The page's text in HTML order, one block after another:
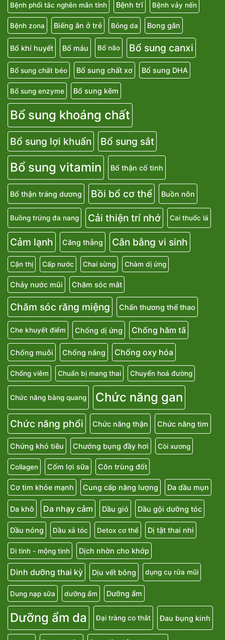
Bệnh phổi tắc nghẽn mãn tính Bệnh trĩ Bệnh vảy nến
Bệnh zona Biếng ăn ở trẻ Bỏng da Bong gân
Bổ khí huyết Bổ máu Bổ não Bổ sung canxi
Bổ sung chất béo Bổ sung chất xơ Bổ sung DHA
Bổ sung enzyme Bổ sung kẽm
Bổ sung khoáng chất
Bổ sung lợi khuẩn Bổ sung sắt
Bổ sung vitamin Bổ thận cố tinh
Bổ thận tráng dương Bồi bổ cơ thể Buồn nôn
Buồng trứng đa nang Cải thiện trí nhớ Cai thuốc lá
Cảm lạnh Căng thẳng Cân bằng vi sinh
Cận thị Cấp nước Chai sừng Chàm dị ứng
Chảy nước mũi Chăm sóc mắt
Chăm sóc răng miệng Chấn thương thể thao
Che khuyết điểm Chống dị ứng Chống hăm tã
Chống muỗi Chống nắng Chống oxy hóa
Chống viêm Chuẩn bị mang thai Chuyển hoá đường
Chức năng bàng quang Chức năng gan
Chức năng phổi Chức năng thận Chức năng tim
Chứng khó tiêu Chướng bụng đầy hơi Còi xương
Collagen Cốm lợi sữa Côn trùng đốt
Cơ tim khỏe mạnh Cung cấp năng lượng Da dầu mụn
Da khô Da nhạy cảm Dầu gió Dầu gội dưỡng tóc
Dầu nóng Dầu xả tóc Detox cơ thể Dị tật thai nhi
Di tinh - mộng tinh Dịch nhờn cho khớp
Dinh dưỡng thai kỳ Dịu vết bỏng dụng cụ rửa mũi
Dung nạp sữa dưỡng ẩm Dưỡng ẩm
Dưỡng ẩm da Đại tràng co thắt Đau bụng kinh